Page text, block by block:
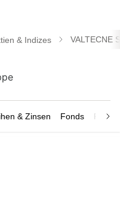
& Indizes VALTECNE
& Zinsen Fonds